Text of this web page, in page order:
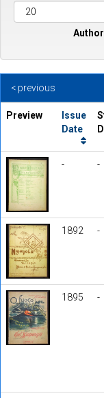
< previous
Preview
Issue
Date
- -
1892 -
1895 -